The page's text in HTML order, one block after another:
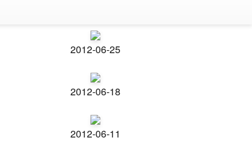
2012-06-25
2012-06-18
2012-06-11